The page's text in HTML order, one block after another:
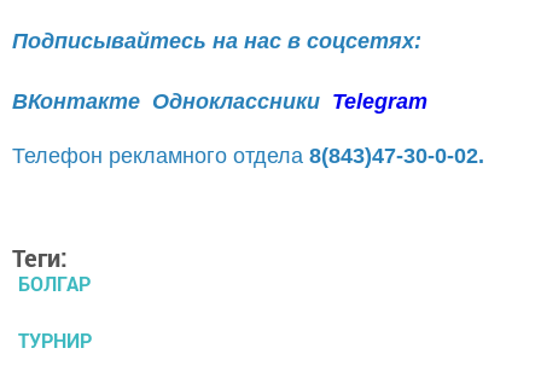
Подписывайтесь на нас в соцсетях:
ВКонтакте Одноклассники Telegram
Телефон рекламного отдела 8(843)47-30-0-02.
Теги:
БОЛГАР
ТУРНИР